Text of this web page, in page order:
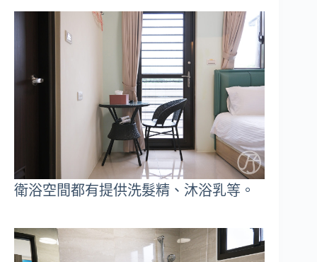
衛浴空間都有提供洗髮精、沐浴乳等。